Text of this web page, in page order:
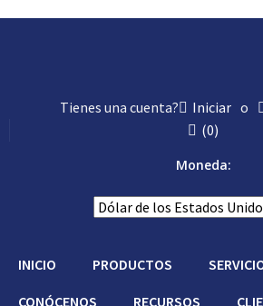
Tienes una cuenta? Iniciar o
(0)
Moneda:
INICIO PRODUCTOS
CONÓCENOS RECURSOS